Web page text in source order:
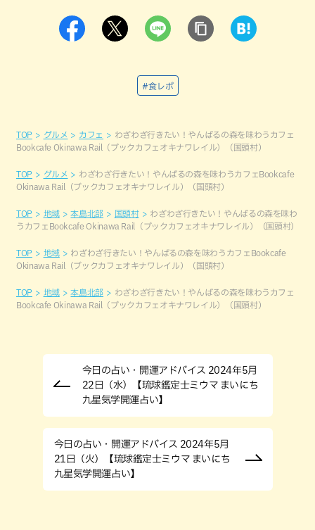
#食レポ
TOP グルメ カフェ
わざわざ行きたい！やんばるの森を味わうカフェ
Bookcafe Okinawa Rail（ブックカフェオキナワレイル）（国頭村）
TOP グルメ
わざわざ行きたい！やんばるの森を味わうカフェBookcafe
Okinawa Rail（ブックカフェオキナワレイル）（国頭村）
TOP 地域 本島北部 国頭村
わざわざ行きたい！やんばるの森を味わ
うカフェBookcafe Okinawa Rail（ブックカフェオキナワレイル）（国頭村）
TOP 地域
わざわざ行きたい！やんばるの森を味わうカフェBookcafe
Okinawa Rail（ブックカフェオキナワレイル）（国頭村）
TOP 地域 本島北部
わざわざ行きたい！やんばるの森を味わうカフェ
Bookcafe Okinawa Rail（ブックカフェオキナワレイル）（国頭村）
今日の占い・開運アドバイス 2024年5月
22日（水）【琉球鑑定士ミウマ まいにち
九星気学開運占い】
今日の占い・開運アドバイス 2024年5月
21日（火）【琉球鑑定士ミウマ まいにち
九星気学開運占い】